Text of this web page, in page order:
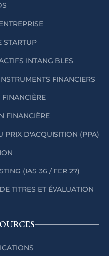
STARTUP
INTANGIBLES
FINANCIERS
FINANCIÈRE
PRIX D'ACQUISITION (PPA)
(IAS 36 / FER 27)
TITRES ET ÉVALUATION